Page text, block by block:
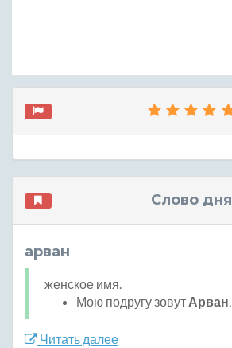
Слово дня
арван
женское имя.
Мою подругу зовут Арван.
Читать далее